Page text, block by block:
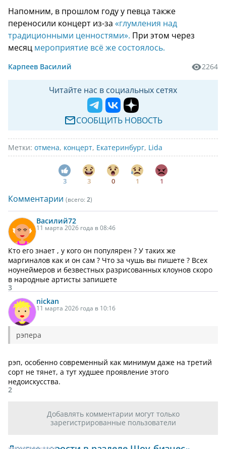
Напомним, в прошлом году у певца также
переносили концерт из-за «глумления над
традиционными ценностями». При этом через
месяц мероприятие всё же состоялось.
Карпеев Василий 2264
Читайте нас в социальных сетях
СООБЩИТЬ НОВОСТЬ
Метки: отмена, концерт, Екатеринбург, Lida
3 3 0 1 1
Комментарии (всего: 2)
Василий72
11 марта 2026 года в 08:46
Кто его знает , у кого он популярен ? У таких же
маргиналов как и он сам ? Что за чушь вы пишете ? Всех
ноунеймеров и безвестных разрисованных клоунов скоро
в народные артисты запишете
3
nickan
11 марта 2026 года в 10:16
рэпера
рэп, особенно современный как минимум даже на третий
сорт не тянет, а тут худшее проявление этого
недоискусства.
2
Добавлять комментарии могут только
зарегистрированные пользователи